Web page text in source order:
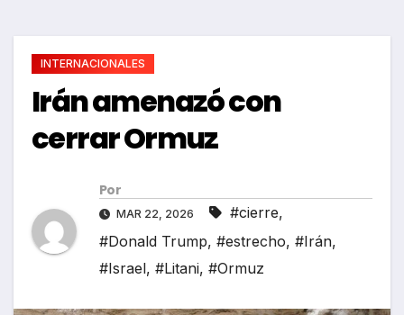
INTERNACIONALES
Irán amenazó con
cerrar Ormuz
Por
MAR 22, 2026 #cierre,
#Donald Trump, #estrecho, #Irán,
#Israel, #Litani, #Ormuz